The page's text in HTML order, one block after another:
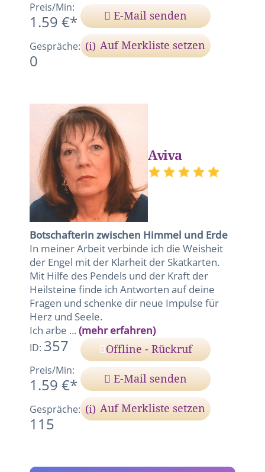
Preis/Min:
1.59 €*
Gespräche:
0
E-Mail senden
Auf Merkliste setzen
Aviva
Botschafterin zwischen Himmel und Erde
In meiner Arbeit verbinde ich die Weisheit
der Engel mit der Klarheit der Skatkarten.
Mit Hilfe des Pendels und der Kraft der
Heilsteine finde ich Antworten auf deine
Fragen und schenke dir neue Impulse für
Herz und Seele.
Ich arbe ... (mehr erfahren)
ID: 357
Preis/Min:
1.59 €*
Gespräche:
115
Offline - Rückruf
E-Mail senden
Auf Merkliste setzen